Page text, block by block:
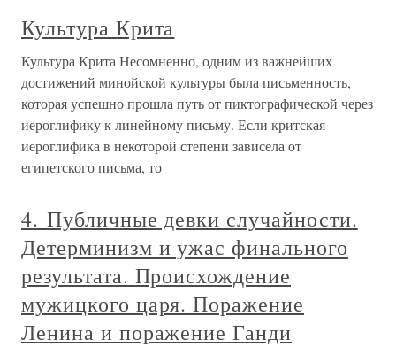
Культура Крита
Культура Крита Несомненно, одним из важнейших
достижений минойской культуры была письменность,
которая успешно прошла путь от пиктографической через
иероглифику к линейному письму. Если критская
иероглифика в некоторой степени зависела от
египетского письма, то
4. Публичные девки случайности.
Детерминизм и ужас финального
результата. Происхождение
мужицкого царя. Поражение
Ленина и поражение Ганди